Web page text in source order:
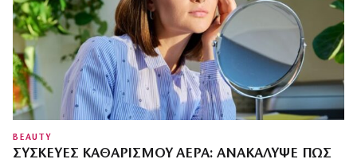
BEAUTY
ΣΥΣΚΕΥΈΣ ΚΑΘΑΡΙΣΜΟΎ ΑΈΡΑ: ΑΝΑΚΆΛΥΨΕ ΠΏΣ